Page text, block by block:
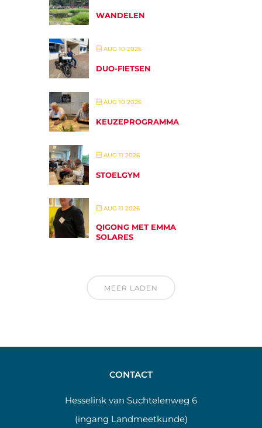
WANDELEN
AUG 10 2026
DUO-FIETSEN
AUG 10 2026
KEUZEPROGRAMMA
AUG 11 2026
STOELGYM
AUG 11 2026
QIGONG MET EMMA
SOLARES
MEER LADEN
CONTACT
Hesselink van Suchtelenweg 6
(ingang Landmeetkunde)